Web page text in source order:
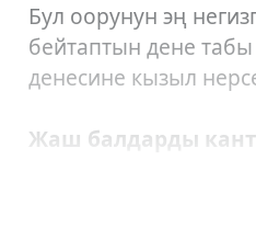
Бул оорунун эң
бейтаптын дене
денесине кызыл
Жаш балдарды